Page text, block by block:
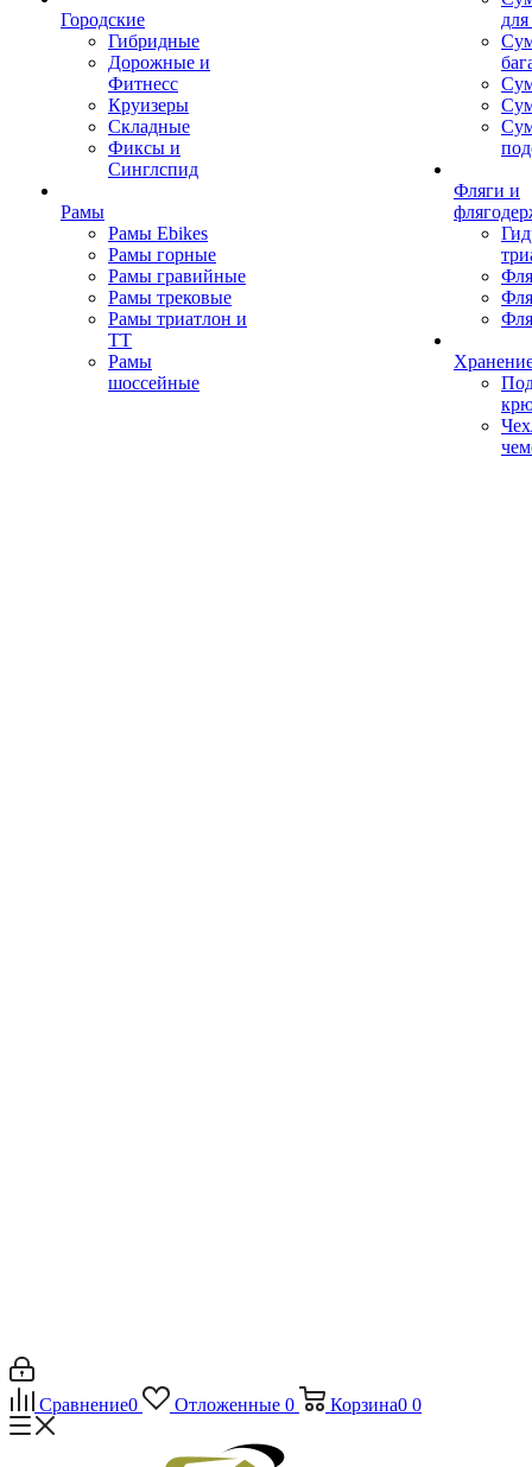
Городские
Гибридные
Дорожные и
Фитнесс
Круизеры
Складные
Фиксы и
Синглспид
Рамы
Рамы Ebikes
Рамы горные
Рамы гравийные
Рамы трековые
Рамы триатлон и
ТТ
Рамы
шоссейные
Фляги и
Сравнение0 Отложенные 0 Корзина0 0